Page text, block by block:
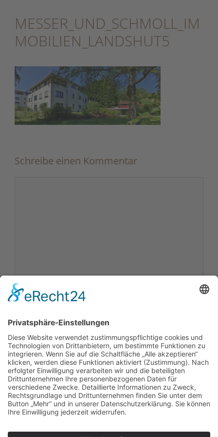
Inhalt
springenMESSER_UND_SCHMOLL_IM
MOBILIEN_LANDSHUT5
Schreibe einen Kommentar
Name
E-
Mail
Website
Name, E-Mail-Adresse und Website in diesem
Browser für meinen nächsten Kommentar
speichern.